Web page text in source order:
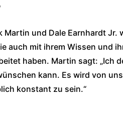
Martin und Dale Earnhardt Jr.
auch mit ihrem Wissen und
haben. Martin sagt: „Ich
kann. Es wird von
konstant zu sein.“